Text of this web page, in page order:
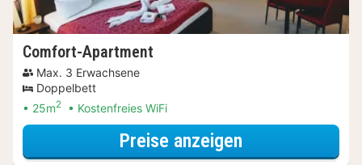
Comfort-Apartment
Max. 3 Erwachsene
Doppelbett
25m2 Kostenfreies WiFi
Preise anzeigen